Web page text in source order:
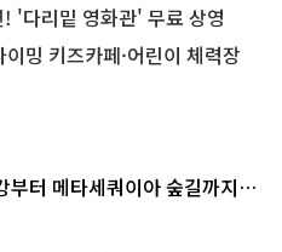
'다리밑 영화관' 무료 상영
밍 키즈카페·어린이 체력장
부터 메타세쿼이아 숲길까지…